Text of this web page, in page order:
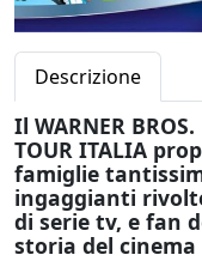
Descrizione
Il WARNER BROS.
TOUR ITALIA
famiglie
ingaggianti
di serie tv, e fan
storia del